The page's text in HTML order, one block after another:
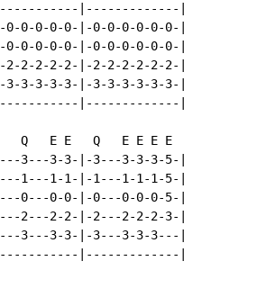
|-------------|
0-0-0-0-|-0-0-0-0-0-0-|
0-0-0-0-|-0-0-0-0-0-0-|
2-2-2-2-|-2-2-2-2-2-2-|
3-3-3-3-|-3-3-3-3-3-3-|
|-------------|
Q   E E   Q   E E E E
3---3-3-|-3---3-3-3-5-|
1---1-1-|-1---1-1-1-5-|
0---0-0-|-0---0-0-0-5-|
2---2-2-|-2---2-2-2-3-|
3---3-3-|-3---3-3-3---|
|-------------|